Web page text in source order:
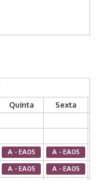
Quinta Sexta
A - EA05 A - EA05
A - EA05 A - EA05